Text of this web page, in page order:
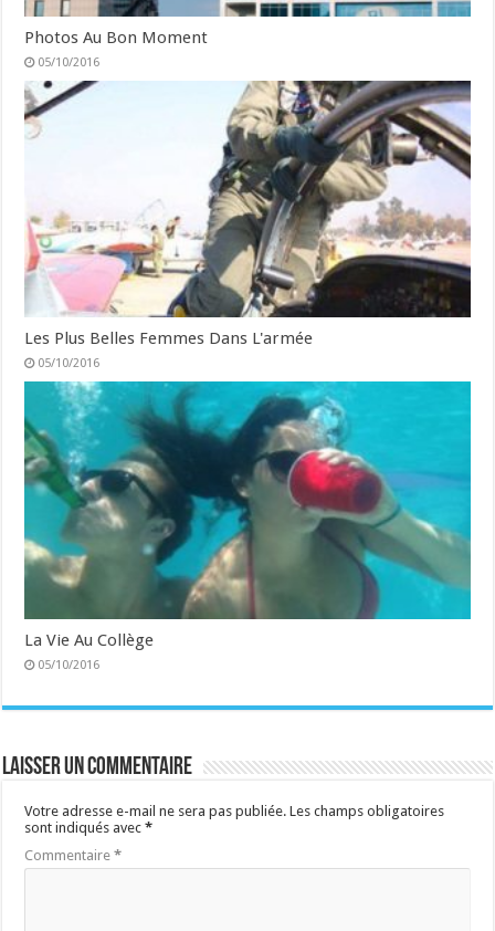
Photos Au Bon Moment
05/10/2016
Les Plus Belles Femmes Dans L'armée
05/10/2016
La Vie Au Collège
05/10/2016
Laisser un commentaire
Votre adresse e-mail ne sera pas publiée. Les champs obligatoires
sont indiqués avec*
Commentaire*